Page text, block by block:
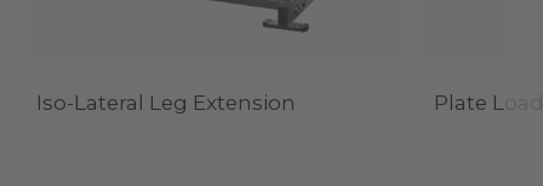
Iso-Lateral Leg Extension Plate